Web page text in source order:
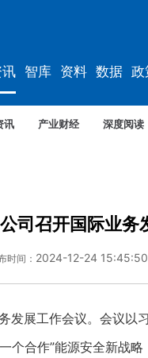
讯 智库 资料 数据 政
讯 产业财经 深度阅读
司召开国际业务
时间： 2024-12-24 15:45:50
展工作会议。会议以
个合作”能源安全新战